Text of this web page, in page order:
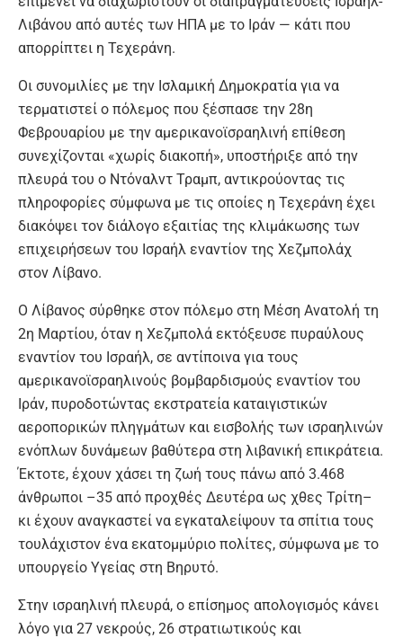
Λιβάνου από αυτές των ΗΠΑ με το Ιράν — κάτι που
απορρίπτει η Τεχεράνη.
Οι συνομιλίες με την Ισλαμική Δημοκρατία για να
τερματιστεί ο πόλεμος που ξέσπασε την 28η
Φεβρουαρίου με την αμερικανοϊσραηλινή επίθεση
συνεχίζονται «χωρίς διακοπή», υποστήριξε από την
πλευρά του ο Ντόναλντ Τραμπ, αντικρούοντας τις
πληροφορίες σύμφωνα με τις οποίες η Τεχεράνη έχει
διακόψει τον διάλογο εξαιτίας της κλιμάκωσης των
επιχειρήσεων του Ισραήλ εναντίον της Χεζμπολάχ
στον Λίβανο.
Ο Λίβανος σύρθηκε στον πόλεμο στη Μέση Ανατολή τη
2η Μαρτίου, όταν η Χεζμπολά εκτόξευσε πυραύλους
εναντίον του Ισραήλ, σε αντίποινα για τους
αμερικανοϊσραηλινούς βομβαρδισμούς εναντίον του
Ιράν, πυροδοτώντας εκστρατεία καταιγιστικών
αεροπορικών πληγμάτων και εισβολής των ισραηλινών
ενόπλων δυνάμεων βαθύτερα στη λιβανική επικράτεια.
Έκτοτε, έχουν χάσει τη ζωή τους πάνω από 3.468
άνθρωποι –35 από προχθές Δευτέρα ως χθες Τρίτη–
κι έχουν αναγκαστεί να εγκαταλείψουν τα σπίτια τους
τουλάχιστον ένα εκατομμύριο πολίτες, σύμφωνα με το
υπουργείο Υγείας στη Βηρυτό.
Στην ισραηλινή πλευρά, ο επίσημος απολογισμός κάνει
λόγο για 27 νεκρούς, 26 στρατιωτικούς και